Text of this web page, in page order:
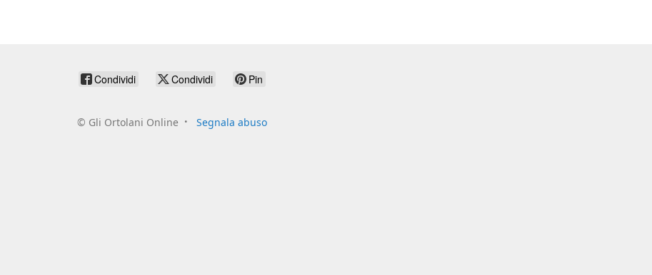
Condividi Condividi Pin
© Gli Ortolani Online Segnala abuso